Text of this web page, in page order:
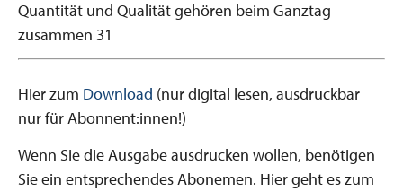
Quantität und Qualität gehören beim Ganztag
zusammen 31
Hier zum Download (nur digital lesen, ausdruckbar
nur für Abonnent:innen!)
Wenn Sie die Ausgabe ausdrucken wollen, benötigen
Sie ein entsprechendes Abonemen. Hier geht es zum